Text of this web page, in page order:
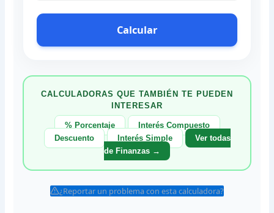
Calcular
CALCULADORAS QUE TAMBIÉN TE PUEDEN
INTERESAR
% Porcentaje
Interés Compuesto
Descuento
Interés Simple
Ver todas
de Finanzas →
¿Reportar un problema con esta calculadora?